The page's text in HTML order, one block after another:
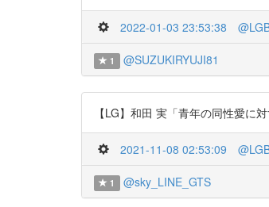
2022-01-03 23:53:38
1 @SUZUKIRYUJI81
【LG】和田 実「青年の同性愛
2021-11-08 02:53:09
1 @sky_LINE_GTS